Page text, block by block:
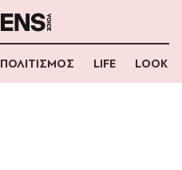
ΠΟΛΙΤΙΣΜΟΣ LIFE LOOK